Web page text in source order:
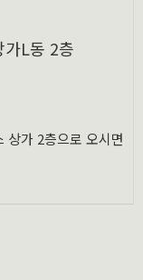
L동 2층
상가 2층으로 오시면